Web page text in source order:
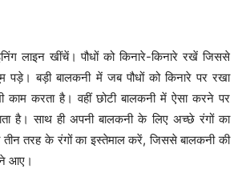
लाइन खींचें। पौधों को किनारे-किनारे रखें जिससे
पड़े। बड़ी बालकनी में जब पौधों को किनारे पर रखा
काम करता है। वहीं छोटी बालकनी में ऐसा करने पर
है। साथ ही अपनी बालकनी के लिए अच्छे रंगों का
तरह के रंगों का इस्तेमाल करें, जिससे बालकनी की
आए।